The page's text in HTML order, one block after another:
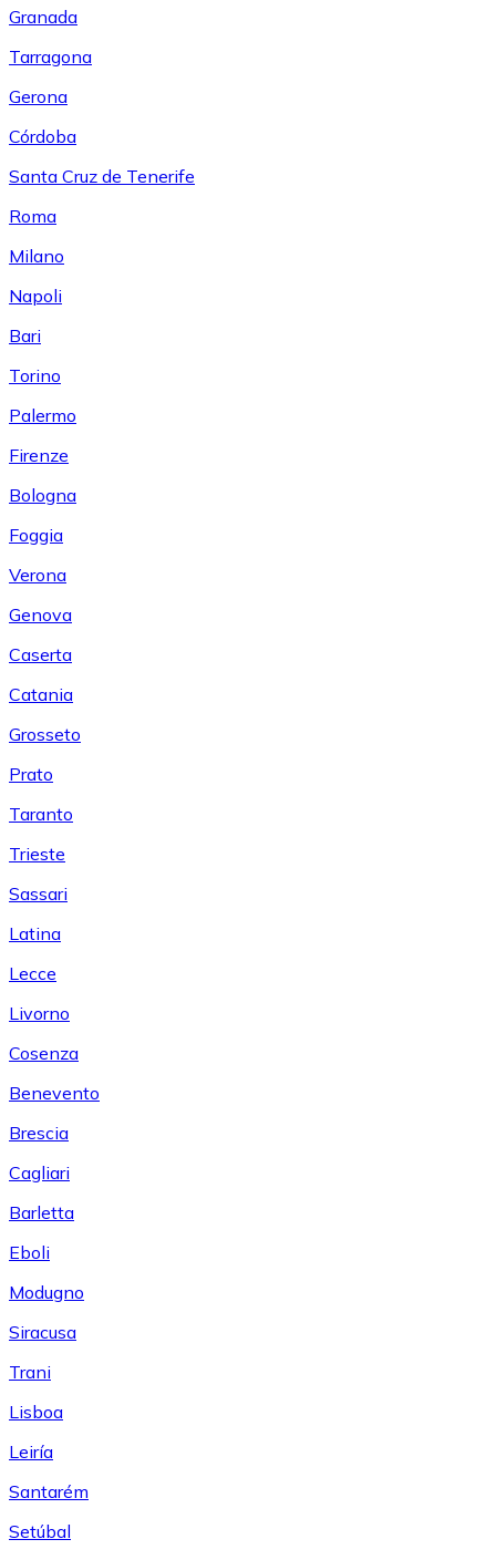
Granada
Tarragona
Gerona
Córdoba
Santa Cruz de Tenerife
Roma
Milano
Napoli
Bari
Torino
Palermo
Firenze
Bologna
Foggia
Verona
Genova
Caserta
Catania
Grosseto
Prato
Taranto
Trieste
Sassari
Latina
Lecce
Livorno
Cosenza
Benevento
Brescia
Cagliari
Barletta
Eboli
Modugno
Siracusa
Trani
Lisboa
Leiría
Santarém
Setúbal